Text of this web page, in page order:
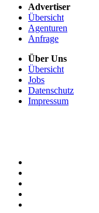
Advertiser
Übersicht
Agenturen
Anfrage
Über Uns
Übersicht
Jobs
Datenschutz
Impressum